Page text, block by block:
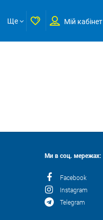
Ще Мій кабінет
Ми в соц. мережах:
Facebook
Instagram
Telegram